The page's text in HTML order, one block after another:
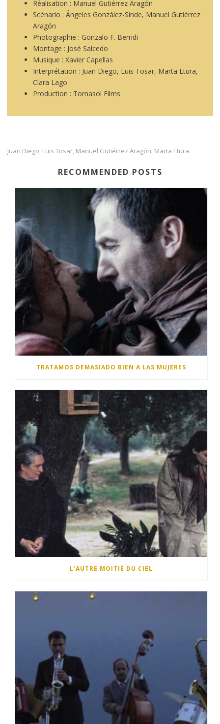
Réalisation : Manuel Gutiérrez Aragón
Scénario : Ángeles González-Sinde, Manuel Gutiérrez
Aragón
Photographie : Gonzalo F. Berridi
Montage : José Salcedo
Musique : Xavier Capellas
Interprétation : Juan Diego, Luis Tosar, Marta Etura,
Clara Lago
Production : Tornasol Films
Juan Diego, Luis Tosar, Manuel Gutiérrez Aragón, Marta Etura
RECOMMENDED POSTS
TRATAMOS DEMASIADO BIEN A LAS MUJERES
L’AUTRE MOITIÉ DU CIEL